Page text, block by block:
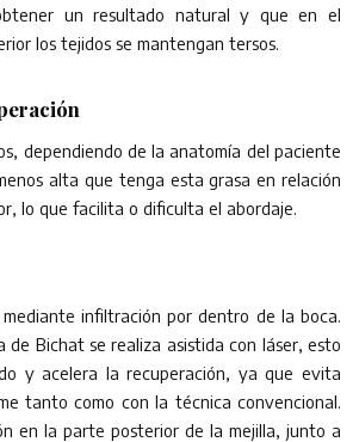
un resultado natural y que en el
los tejidos se mantengan tersos.
dependiendo de la anatomía del paciente
alta que tenga esta grasa en relación
lo que facilita o dificulta el abordaje.
infiltración por dentro de la boca.
de Bichat se realiza asistida con láser, esto
y acelera la recuperación, ya que evita
tanto como con la técnica convencional.
en la parte posterior de la mejilla, junto a